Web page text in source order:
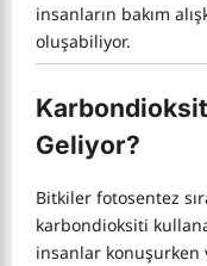
insanların bakım
oluşabiliyor.
Geliyor?
Bitkiler fotosentez
karbondioksiti
insanlar konuşurken